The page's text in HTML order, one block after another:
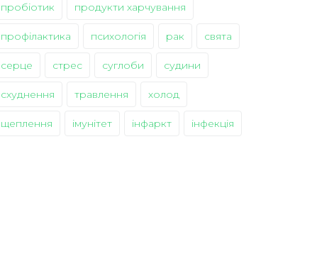
пробіотик продукти харчування
профілактика психологія рак свята
серце стрес суглоби судини
схуднення травлення холод
щеплення імунітет інфаркт інфекція